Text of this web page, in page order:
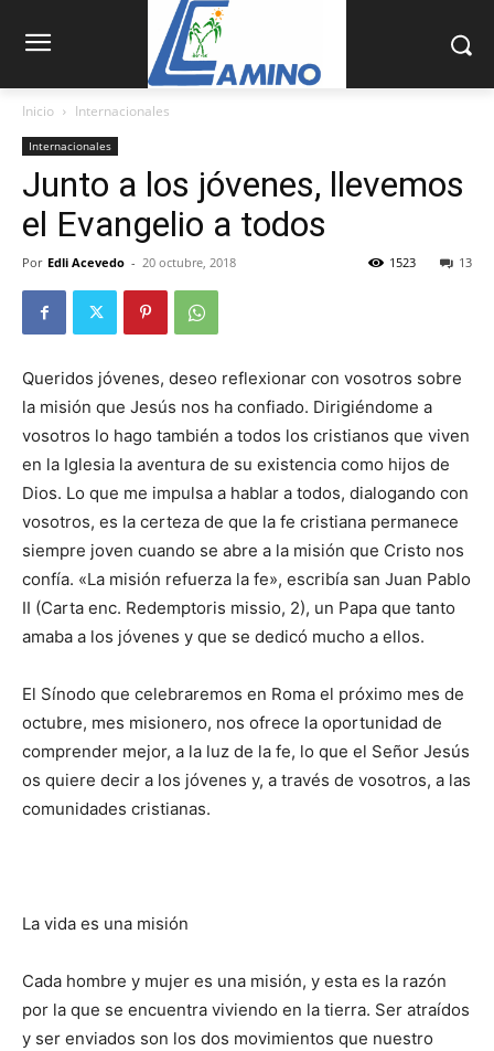
Inicio Internacionales
Internacionales
Junto a los jóvenes, llevemos
el Evangelio a todos
Por Edli Acevedo - 20 octubre, 2018 13
1523
Queridos jóvenes, de­seo reflexionar con voso­tros sobre
la misión que Jesús nos ha confiado. Di­rigiéndome a
vosotros lo hago también a todos los cristianos que viven
en la Iglesia la aventura de su existencia como hijos de
Dios. Lo que me impulsa a hablar a todos, dialogando con
vosotros, es la certeza de que la fe cristiana permanece
siempre joven cuando se abre a la misión que Cristo nos
confía. «La misión refuerza la fe», escribía san Juan Pablo
II (Carta enc. Redemptoris missio, 2), un Papa que tanto
amaba a los jóvenes y que se dedicó mucho a ellos.
El Sínodo que celebra­remos en Roma el próximo mes de
octubre, mes misio­nero, nos ofrece la oportunidad de
comprender me­jor, a la luz de la fe, lo que el Señor Jesús
os quiere decir a los jóvenes y, a tra­vés de vosotros, a las
comunidades cristianas.
La vida es una misión
Cada hombre y mujer es una misión, y esta es la razón
por la que se encuentra viviendo en la tierra. Ser atraídos
y ser enviados son los dos movimientos que nuestro